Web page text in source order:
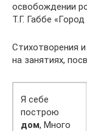
освобождении
Т.Г. Габбе
Стихотворения
на занятиях,
Я себе
построю
дом, Много